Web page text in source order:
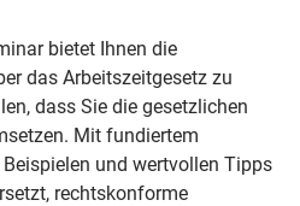
bietet Ihnen die
das Arbeitszeitgesetz zu
dass Sie die gesetzlichen
Mit fundiertem
und wertvollen Tipps
rechtskonforme